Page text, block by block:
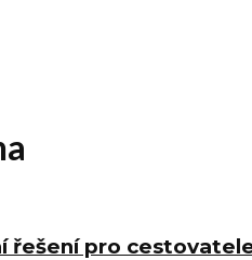
pro cestovatele